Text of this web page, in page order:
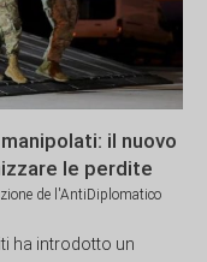
il nuovo
le perdite
de l'AntiDiplomatico
ha introdotto un